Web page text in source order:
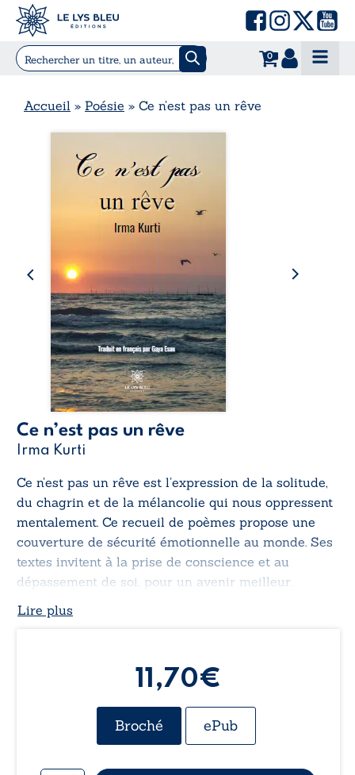
0
Accueil » Poésie » Ce n’est pas un rêve
Ce n’est pas un rêve
Irma Kurti
Ce n’est pas un rêve est l’expression de la solitude,
du chagrin et de la mélancolie qui nous oppressent
mentalement. Ce recueil de poèmes propose une
couverture de sécurité émotionnelle au monde. Ses
textes invitent à la prise de conscience et au
dépassement de soi, pour un avenir meilleur.
Lire plus
11,70€
Broché ePub